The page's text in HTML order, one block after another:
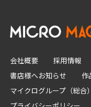
会社概要 採用情報
書店様へお知らせ
作
マイクログループ（総合）